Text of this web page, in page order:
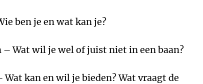
ben je en wat kan je?
– Wat wil je wel of juist niet in een baan?
Wat kan en wil je bieden? Wat vraagt de